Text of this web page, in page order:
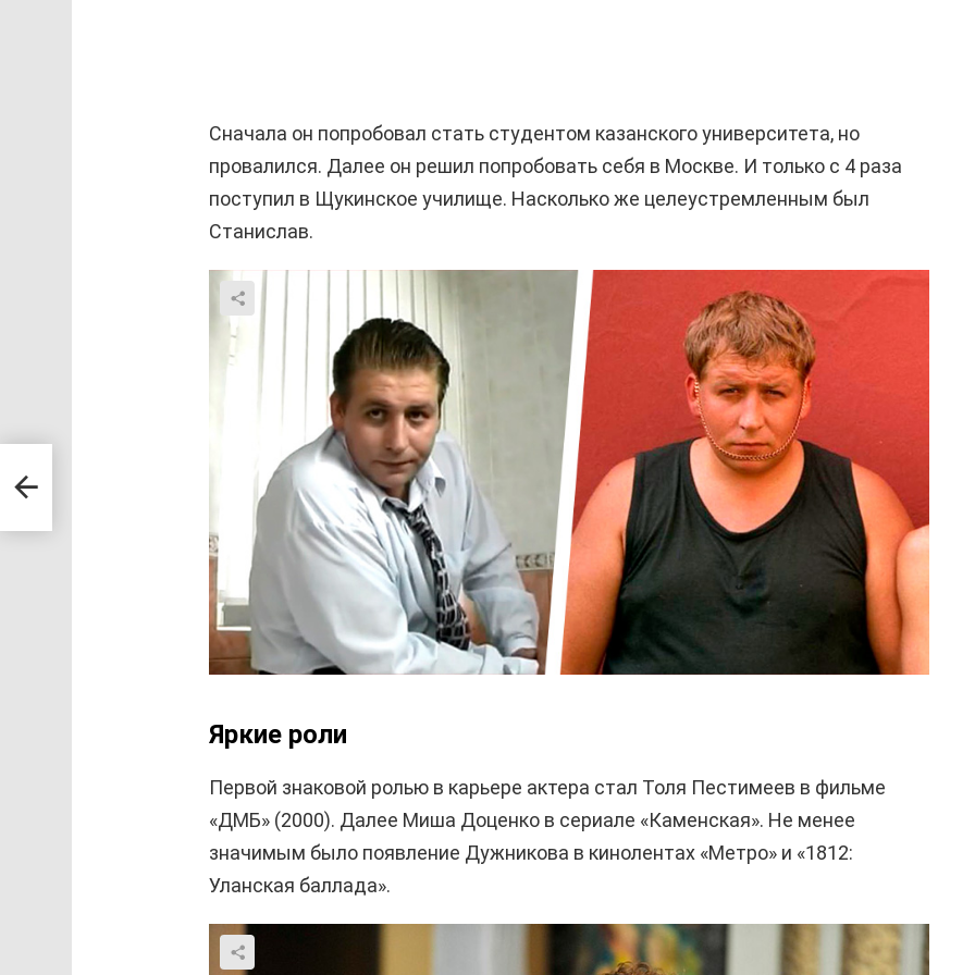
Сначала он попробовал стать студентом казанского университета, но
провалился. Далее он решил попробовать себя в Москве. И только с 4 раза
поступил в Щукинское училище. Насколько же целеустремленным был
Станислав.
Яркие роли
Первой знаковой ролью в карьере актера стал Толя Пестимеев в фильме
«ДМБ» (2000). Далее Миша Доценко в сериале «Каменская». Не менее
значимым было появление Дужникова в кинолентах «Метро» и «1812:
Уланская баллада».